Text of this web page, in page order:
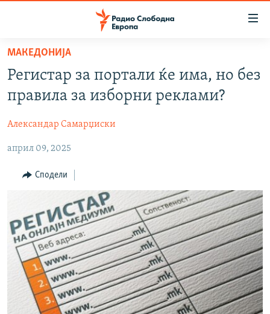
Оди
содржината
Оди
главната
Премини
ВИЗУЕЛНО
ВЕСТИ
ШТО ТРЕБА ДА ЗНАЕТЕ
ПРИЈАВИ СЕ ЗА ЊУЗЛЕТЕР
ПОДКАСТ ЗОШТО?
СЛЕДЕТЕ НЕ
РСЕ веб страници
МАКЕДОНИЈА
Регистар за портали ќе има, но без
правила за изборни реклами?
Александар Самарџиски
април 09, 2025
Сподели